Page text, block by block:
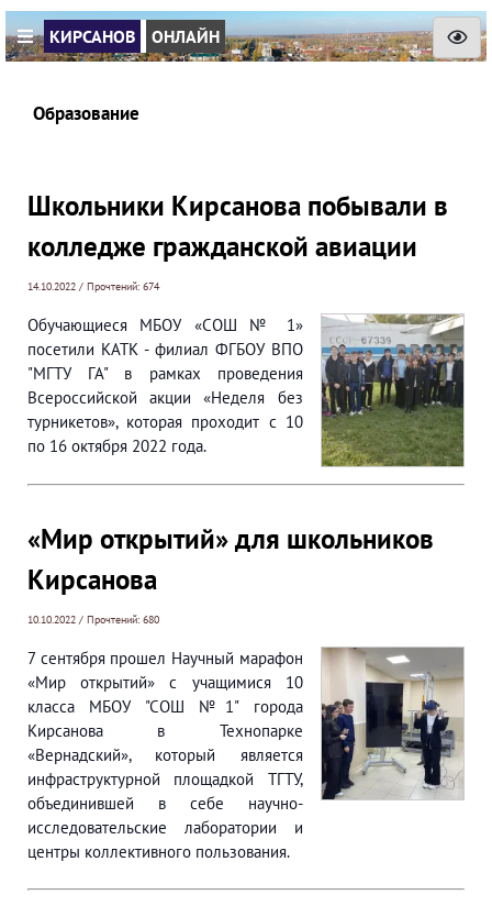
КИРСАНОВ ОНЛАЙН
Образование
Школьники Кирсанова побывали в
колледже гражданской авиации
14.10.2022 / Прочтений: 674
Обучающиеся МБОУ «СОШ № 1»
посетили КАТК - филиал ФГБОУ ВПО
"МГТУ ГА" в рамках проведения
Всероссийской акции «Неделя без
турникетов», которая проходит с 10
по 16 октября 2022 года.
«Мир открытий» для школьников
Кирсанова
10.10.2022 / Прочтений: 680
7 сентября прошел Научный марафон
«Мир открытий» с учащимися 10
класса МБОУ "СОШ №1" города
Кирсанова в Технопарке
«Вернадский», который является
инфраструктурной площадкой ТГТУ,
объединившей в себе научно-
исследовательские лаборатории и
центры коллективного пользования.